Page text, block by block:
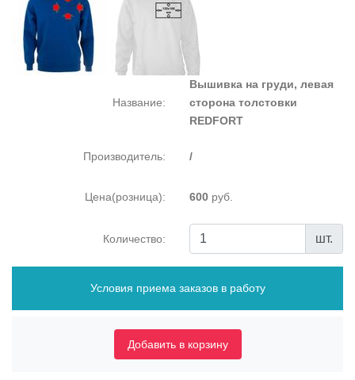
Название:
Вышивка на груди, левая
сторона толстовки
REDFORT
Производитель: /
Цена(розница): 600 руб.
Количество: шт.
Условия приема заказов в работу
Добавить в корзину